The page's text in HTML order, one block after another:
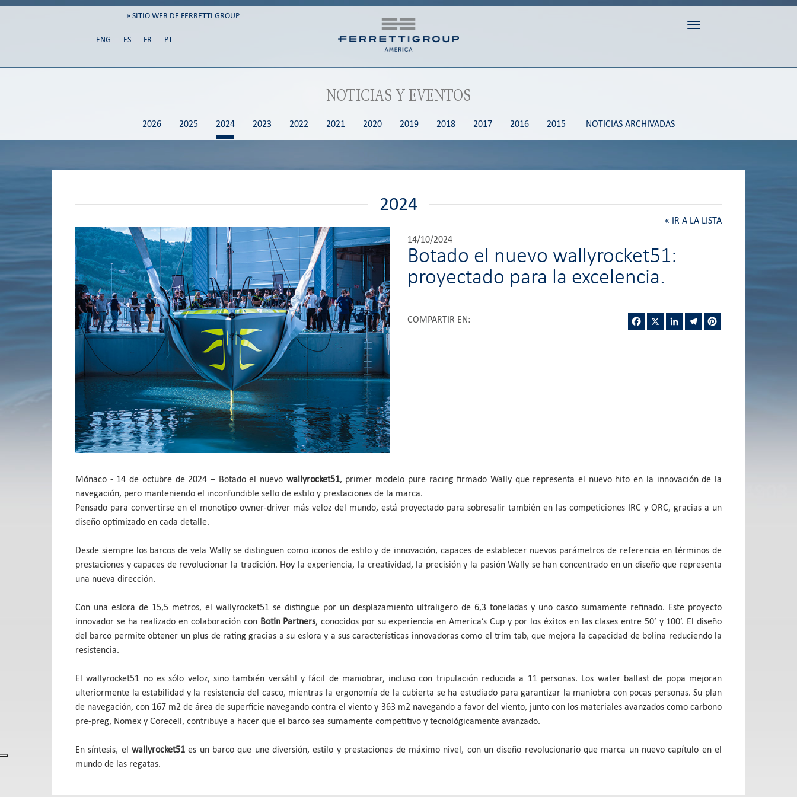
» SITIO WEB DE FERRETTI GROUP
ENG ES FR PT
Toggle navigation
NOTICIAS Y EVENTOS
2026 2025 2024 2023 2022 2021 2020 2019 2018 2017 2016 2015 NOTICIAS ARCHIVADAS
2024
« IR A LA LISTA
14/10/2024
Botado el nuevo wallyrocket51:
proyectado para la excelencia.
COMPARTIR EN: Facebook LinkedInTelegram
Mónaco - 14 de octubre de 2024 – Botado el nuevo wallyrocket51, primer modelo pure racing firmado Wally que representa el nuevo hito en la innovación de la
navegación, pero manteniendo el inconfundible sello de estilo y prestaciones de la marca.
Pensado para convertirse en el monotipo owner-driver más veloz del mundo, está proyectado para sobresalir también en las competiciones IRC y ORC, gracias a un
diseño optimizado en cada detalle.
Desde siempre los barcos de vela Wally se distinguen como iconos de estilo y de innovación, capaces de establecer nuevos parámetros de referencia en términos de
prestaciones y capaces de revolucionar la tradición. Hoy la experiencia, la creatividad, la precisión y la pasión Wally se han concentrado en un diseño que representa
una nueva dirección.
Con una eslora de 15,5 metros, el wallyrocket51 se distingue por un desplazamiento ultraligero de 6,3 toneladas y uno casco sumamente refinado. Este proyecto
innovador se ha realizado en colaboración con Botin Partners, conocidos por su experiencia en America’s Cup y por los éxitos en las clases entre 50’ y 100’. El diseño
del barco permite obtener un plus de rating gracias a su eslora y a sus características innovadoras como el trim tab, que mejora la capacidad de bolina reduciendo la
resistencia.
El wallyrocket51 no es sólo veloz, sino también versátil y fácil de maniobrar, incluso con tripulación reducida a 11 personas. Los water ballast de popa mejoran
ulteriormente la estabilidad y la resistencia del casco, mientras la ergonomía de la cubierta se ha estudiado para garantizar la maniobra con pocas personas. Su plan
de navegación, con 167 m2 de área de superficie navegando contra el viento y 363 m2 navegando a favor del viento, junto con los materiales avanzados como carbono
pre-preg, Nomex y Corecell, contribuye a hacer que el barco sea sumamente competitivo y tecnológicamente avanzado.
En síntesis, elwallyrocket51es un barco que une diversión, estilo y prestaciones de máximo nivel, con un diseño revolucionario que marca un nuevo capítulo en el
mundo de las regatas.